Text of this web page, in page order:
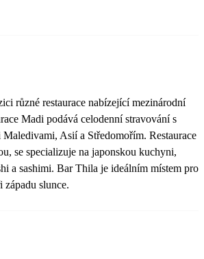
různé restaurace nabízející mezinárodní
Madi podává celodenní stravování s
Asií a Středomořím. Restaurace
se specializuje na japonskou kuchyni,
a sashimi. Bar Thila je ideálním místem pro
západu slunce.